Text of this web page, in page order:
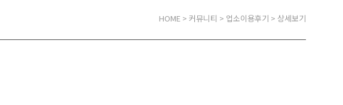
HOME > 커뮤니티 > 업소이용후기 > 상세보기